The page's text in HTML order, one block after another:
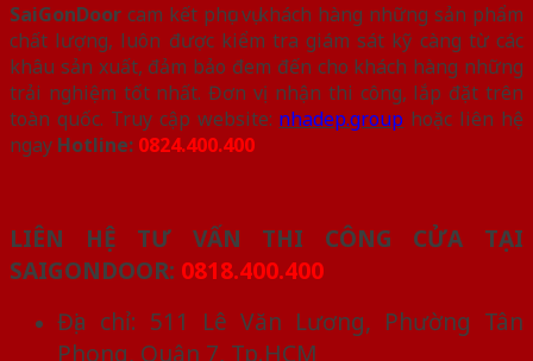
SaiGonDoorcam kết phục vụ khách hàng những sản phẩm
chất lượng, luôn được kiểm tra giám sát kỹ càng từ các
khâu sản xuất, đảm bảo đem đến cho khách hàng những
trải nghiệm tốt nhất. Đơn vị nhận thi công, lắp đặt trên
toàn quốc. Truy cập website: nhadep.group hoặc liên hệ
ngay Hotline: 0824.400.400
LIÊN HỆ TƯ VẤN THI CÔNG CỬA TẠI
SAIGONDOOR: 0818.400.400
Địa chỉ: 511 Lê Văn Lương, Phường Tân
Phong, Quận 7, Tp.HCM